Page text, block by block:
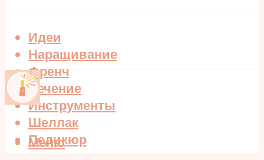
Идеи
Наращивание
Френч
Лечение
Инструменты
Шеллак
Педикюр
Меню